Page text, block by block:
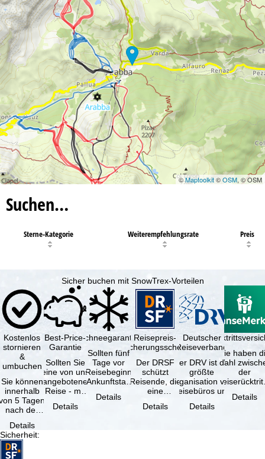
©Maptoolkit©OSM, © OSM
Suchen…
Sterne-Kategorie Weiterempfehlungsrate Preis
Sicher buchen mit SnowTrex-Vorteilen
Kostenlos
stornieren
&
umbuchen
Sie können
innerhalb
5 Tagen
nach der
kostenfrei
…
Details
Best-Price-
Garantie
Sollten Sie
eine von uns
angebotene
Reise - mit
Verfügbarkeit
Details
Schneegarantie
Sollten fünf
Tage vor
Reisebeginn
(Ankunftstag)
aufgrund von
Schneemangel
Details
Reisepreis-
Sicherungsschein
Der DRSF
schützt
Reisende, die
eine
oder
Details
Deutscher
Reiseverband
Der DRV ist die
größte
Organisation von
Reisebüros und
Reiseveranstaltern
in …
Details
Sie haben
Wahl
der
(inklusive
Details
Sicherheit: